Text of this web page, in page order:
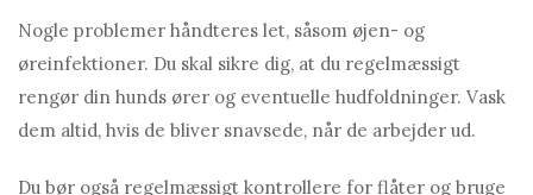
Nogle problemer håndteres let, såsom øjen- og
øreinfektioner. Du skal sikre dig, at du regelmæssigt
rengør din hunds ører og eventuelle hudfoldninger. Vask
dem altid, hvis de bliver snavsede, når de arbejder ud.
Du bør også regelmæssigt kontrollere for flåter og bruge